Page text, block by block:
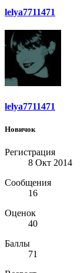
lelya7711471
lelya7711471
Новичок
Регистрация
8 Окт 2014
Сообщения
16
Оценок
40
Баллы
71